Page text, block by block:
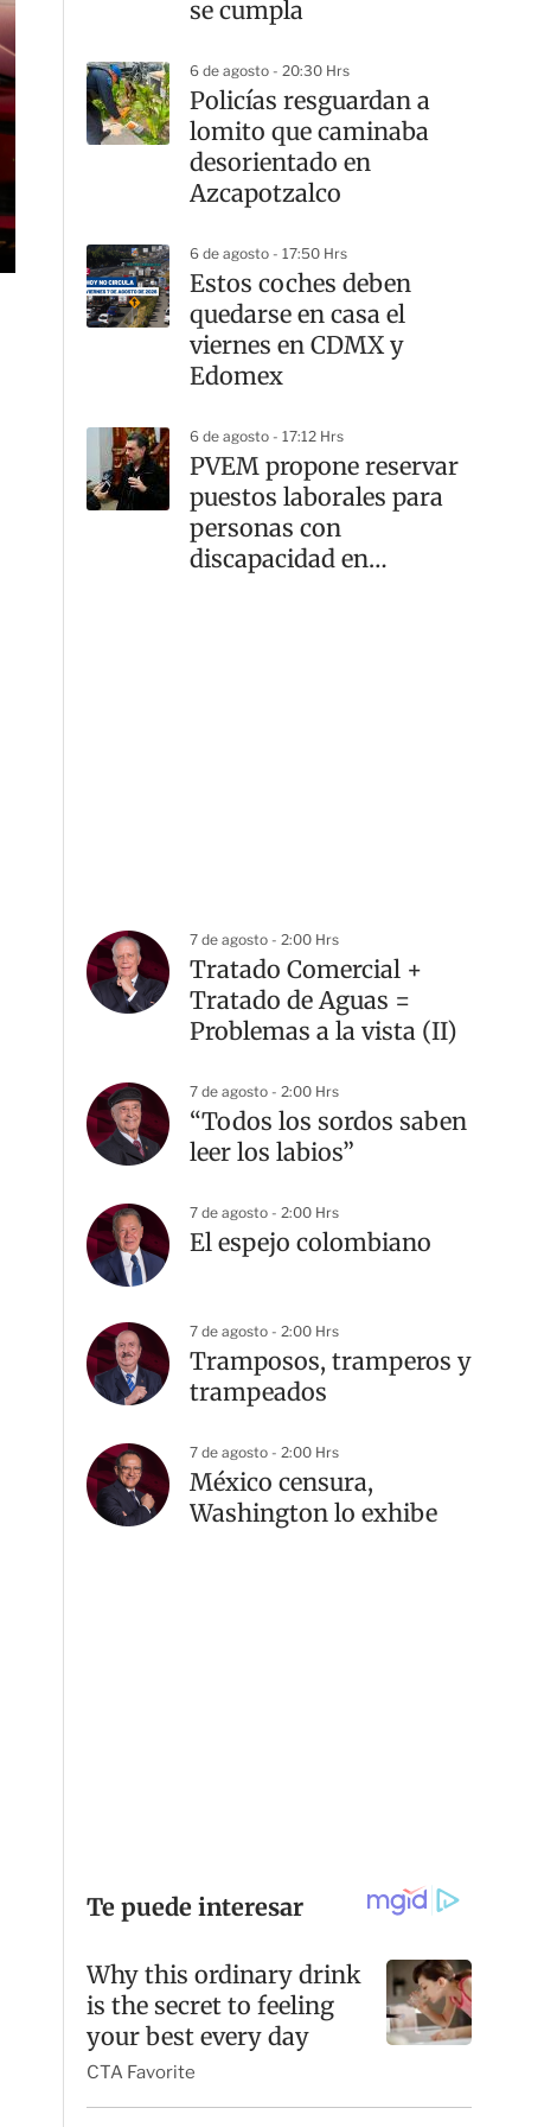
se cumpla
6 de agosto - 20:30 Hrs
Policías resguardan a
lomito que caminaba
desorientado en
Azcapotzalco
6 de agosto - 17:50 Hrs
Estos coches deben
quedarse en casa el
viernes en CDMX y
Edomex
6 de agosto - 17:12 Hrs
PVEM propone reservar
puestos laborales para
personas con
discapacidad en
7 de agosto - 2:00 Hrs
Tratado Comercial +
Tratado de Aguas =
Problemas a la vista (II)
7 de agosto - 2:00 Hrs
“Todos los sordos saben
leer los labios”
7 de agosto - 2:00 Hrs
El espejo colombiano
7 de agosto - 2:00 Hrs
Tramposos, tramperos y
trampeados
7 de agosto - 2:00 Hrs
México censura,
Washington lo exhibe